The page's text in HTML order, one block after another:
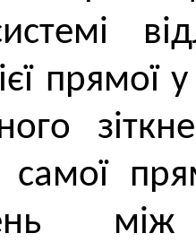
прямої
самої